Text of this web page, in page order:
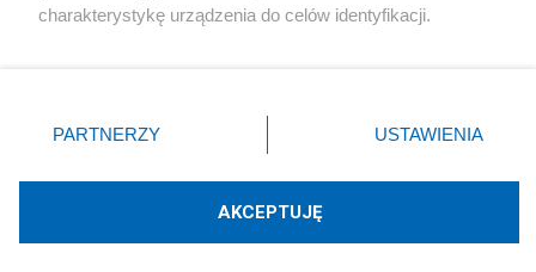
Technologię dostarcza:W3media.pl
charakterystykę urządzenia do celów identyfikacji.
zmienić/wycofać klikając przycisk ustawień prywatności
znajdujący się w lewym dolnym rogu strony
rodzaje przetwarzania danych nie wymagają zgody
użytkownika, ale masz prawo sprzeciwić się takiemu
PARTNERZY USTAWIENIA
AKCEPTUJĘ